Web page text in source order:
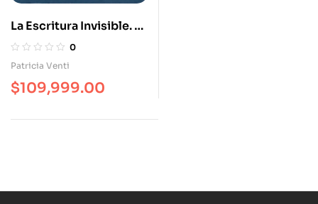
La Escritura Invisible. El
Discurso
Autobiográfico En
0
Patricia Venti
$109,999.00